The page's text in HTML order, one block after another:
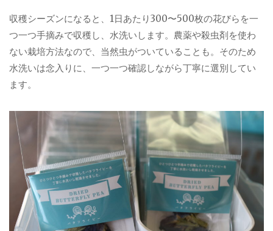
収穫シーズンになると、1日あたり300〜500枚の花びらを一
つ一つ手摘みで収穫し、水洗いします。農薬や殺虫剤を使わ
ない栽培方法なので、当然虫がついていることも。そのため
水洗いは念入りに、一つ一つ確認しながら丁寧に選別してい
ます。